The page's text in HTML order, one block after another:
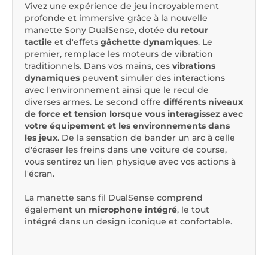
Vivez une expérience de jeu incroyablement
profonde et immersive grâce à la nouvelle
manette Sony DualSense, dotée du retour
tactile et d'effets gâchette dynamiques. Le
premier, remplace les moteurs de vibration
traditionnels. Dans vos mains, ces vibrations
dynamiques peuvent simuler des interactions
avec l'environnement ainsi que le recul de
diverses armes. Le second offre différents niveaux
de force et tension lorsque vous interagissez avec
votre équipement et les environnements dans
les jeux. De la sensation de bander un arc à celle
d'écraser les freins dans une voiture de course,
vous sentirez un lien physique avec vos actions à
l'écran.
La manette sans fil DualSense comprend
également un microphone intégré, le tout
intégré dans un design iconique et confortable.